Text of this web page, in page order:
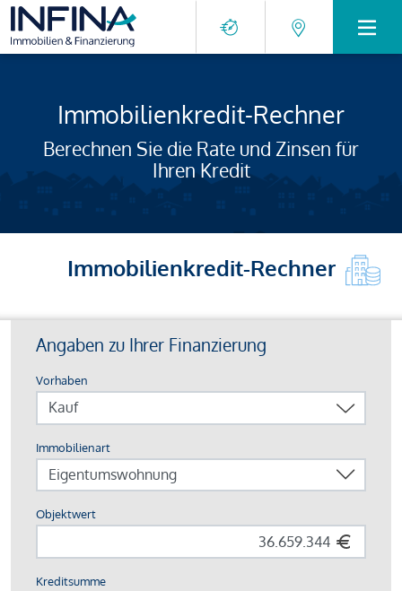
Immobilienkredit-Rechner
Berechnen Sie die Rate und Zinsen für
Ihren Kredit
Immobilienkredit-Rechner